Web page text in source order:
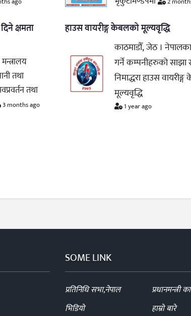
क्षमता
तथा
तथा
3 months ago
हाउस वायरीङ्ग केबलको मूल्यवृद्धि
काठमाडौँ, जेठ ।
गर्ने कम्पनीहरुको साझा
निमाद्धरा हाउस
मूल्यवृद्धि
1 year ago
SOME LINK
प्रतिनिधि सभा,नेपाल
प्रधानमन्त्री
भिडियो
हाम्रो बारे